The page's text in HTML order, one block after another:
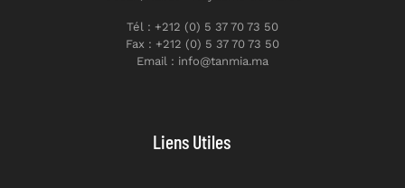
Tél : +212 (0) 5 37 70 73 50
Fax : +212 (0) 5 37 70 73 50
Email : info@tanmia.ma
Liens Utiles